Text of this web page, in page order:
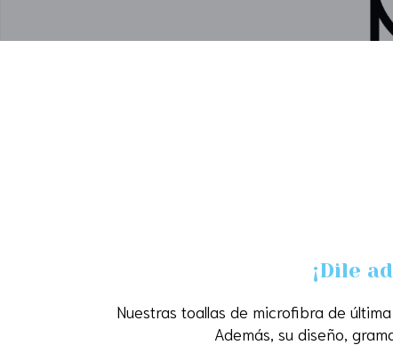
¡Dile
Nuestras toallas de microfibra de
Además, su diseño,